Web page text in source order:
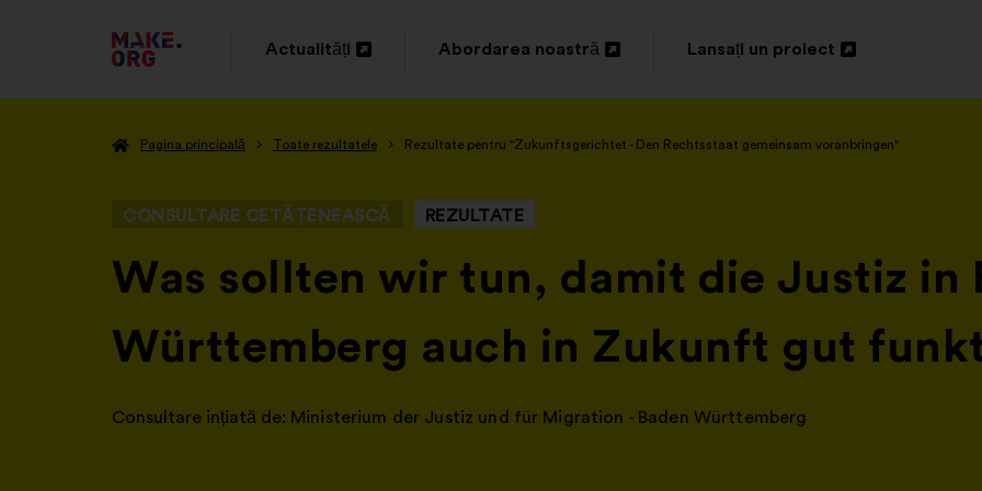
DIRECȚIONARE
SPRE
PRIMA
A
SITE-
ULUI
MAKE.ORG
Actualități
filă
Abordarea noastră
filă
Lansați un proiect
Pagina principală Toate rezultatele Rezultate pentru "Zukunftsgerichtet - Den Rechtsstaat gemeinsam voranbringen"
CONSULTARE CETĂȚENEASCĂ REZULTATE
-
Was sollten wir tun, damit die Justiz in
Württemberg auch in Zukunft gut
Consultare ințiată de: Ministerium der Justiz und für Migration - Baden Württemberg